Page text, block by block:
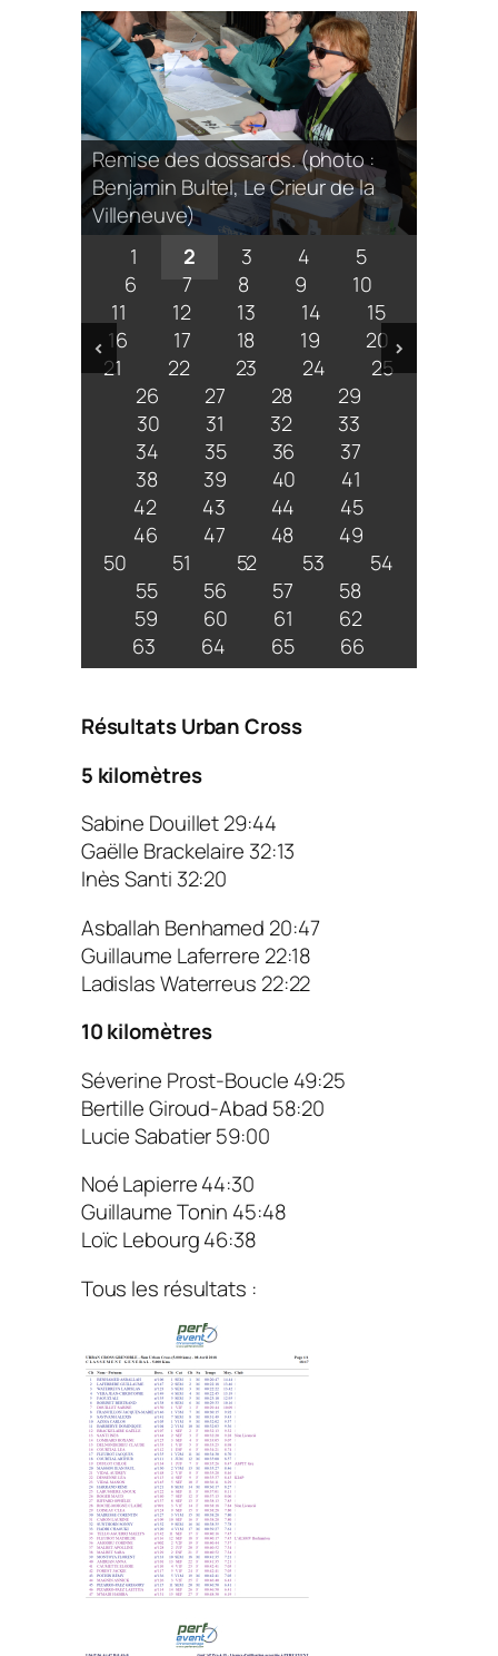
Remise des dossards. (photo :
Benjamin Bultel, Le Crieur de la
Villeneuve)
< >
1 2 3 4
5
6
7 8 9
10
11
12 13 14
15
16
17 18 19
20
21
22 23 24
25
26
27 28
29
30
31 32
33
34
35 36
37
38
39 40
41
42
43 44
45
46
47 48
49
50
51 52 53
54
55
56 57
58
59
60 61
62
63
64 65 66
Résultats Urban Cross
5 kilomètres
Sabine Douillet 29:44
Gaëlle Brackelaire 32:13
Inès Santi 32:20
Asballah Benhamed 20:47
Guillaume Laferrere 22:18
Ladislas Waterreus 22:22
10 kilomètres
Séverine Prost-Boucle 49:25
Bertille Giroud-Abad 58:20
Lucie Sabatier 59:00
Noé Lapierre 44:30
Guillaume Tonin 45:48
Loïc Lebourg 46:38
Tous les résultats :